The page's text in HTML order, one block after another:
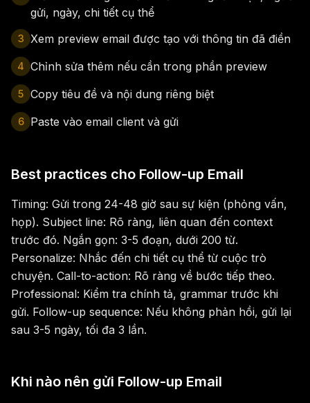
gửi, ngày, chi tiết cụ thể
3 Xem preview email được tạo với thông tin đã điền
4 Chỉnh sửa thêm nếu cần trong phần preview
5 Copy tiêu đề và nội dung riêng biệt
6 Paste vào email client và gửi
Best practices cho Follow-up Email
Timing: Gửi trong 24-48 giờ sau sự kiện (phỏng vấn,
họp). Subject line: Rõ ràng, liên quan đến context
trước đó. Ngắn gọn: 3-5 đoạn, dưới 200 từ.
Personalize: Nhắc đến chi tiết cụ thể từ cuộc trò
chuyện. Call-to-action: Rõ ràng về bước tiếp theo.
Professional: Kiểm tra chính tả, grammar trước khi
gửi. Follow-up sequence: Nếu không phản hồi, gửi lại
sau 3-5 ngày, tối đa 3 lần.
Khi nào nên gửi Follow-up Email